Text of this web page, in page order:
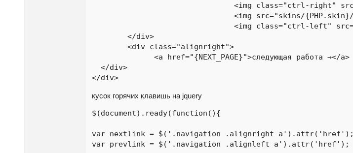
  </div>
</div>
кусок горячих клавишь на jquery
$(document).ready(function(){
var nextlink = $('.navigation .alignright a').attr('href');
var prevlink = $('.navigation .alignleft a').attr('href');